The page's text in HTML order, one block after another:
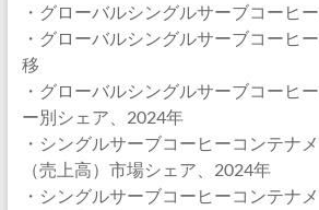
・グローバルシングルサーブコーヒ
・グローバルシングルサーブコーヒ
移
・グローバルシングルサーブコーヒ
ー別シェア、2024年
・シングルサーブコーヒーコンテナ
（売上高）市場シェア、2024年
・シングルサーブコーヒーコンテナ